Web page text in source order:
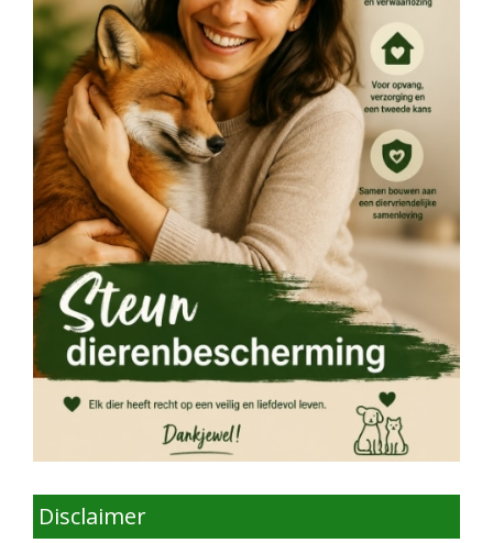
Disclaimer